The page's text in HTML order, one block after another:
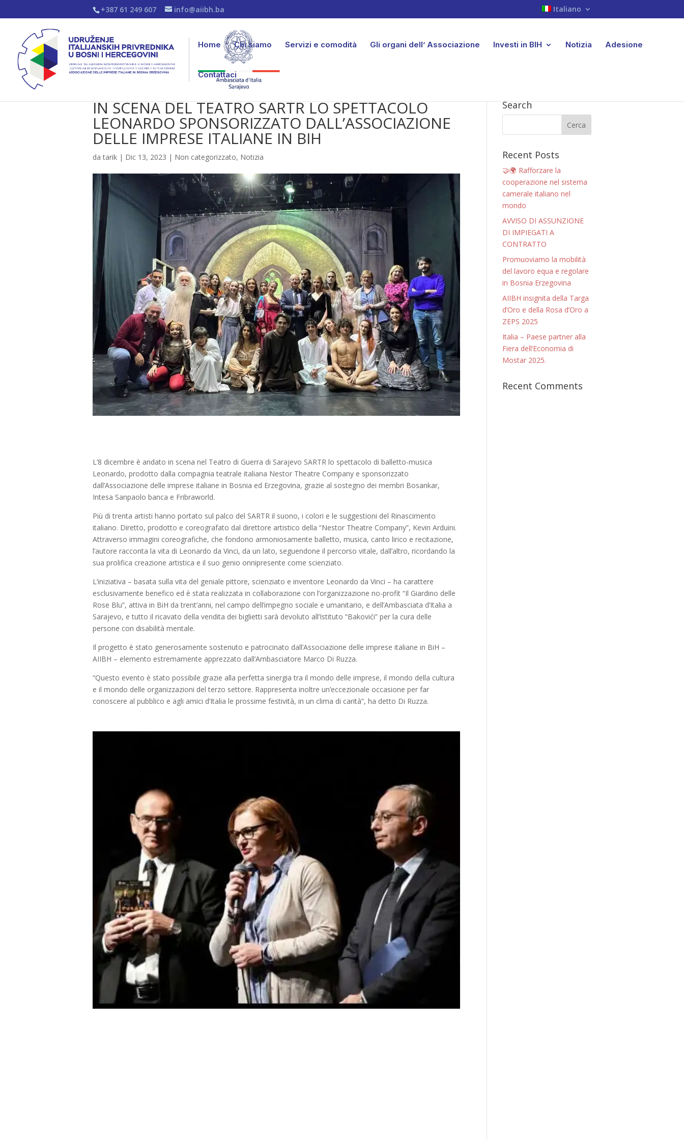
+387 61 249 607 info@aiibh.ba Italiano
Home Chi siamo Servizi e comodità Gli organi dell’ Associazione Investi in BIH Notizia Adesione
Contattaci
IN SCENA DEL TEATRO SARTR LO SPETTACOLO
LEONARDO SPONSORIZZATO DALL’ASSOCIAZIONE
DELLE IMPRESE ITALIANE IN BIH
datarik | Dic 13, 2023 | Non categorizzato, Notizia
L’8 dicembre è andato in scena nel Teatro di Guerra di Sarajevo SARTR lo spettacolo di balletto-musica
Leonardo, prodotto dalla compagnia teatrale italiana Nestor Theatre Company e sponsorizzato
dall’Associazione delle imprese italiane in Bosnia ed Erzegovina, grazie al sostegno dei membri Bosankar,
Intesa Sanpaolo banca e Fribraworld.
Più di trenta artisti hanno portato sul palco del SARTR il suono, i colori e le suggestioni del Rinascimento
italiano. Diretto, prodotto e coreografato dal direttore artistico della “Nestor Theatre Company”, Kevin Arduini.
Attraverso immagini coreografiche, che fondono armoniosamente balletto, musica, canto lirico e recitazione,
l’autore racconta la vita di Leonardo da Vinci, da un lato, seguendone il percorso vitale, dall’altro, ricordando la
sua prolifica creazione artistica e il suo genio onnipresente come scienziato.
L’iniziativa – basata sulla vita del geniale pittore, scienziato e inventore Leonardo da Vinci – ha carattere
esclusivamente benefico ed è stata realizzata in collaborazione con l’organizzazione no-profit “Il Giardino delle
Rose Blu”, attiva in BiH da trent’anni, nel campo dell’impegno sociale e umanitario, e dell’Ambasciata d’Italia a
Sarajevo, e tutto il ricavato della vendita dei biglietti sarà devoluto all’Istituto “Bakovići” per la cura delle
persone con disabilità mentale.
Il progetto è stato generosamente sostenuto e patrocinato dall’Associazione delle imprese italiane in BiH –
AIIBH – elemento estremamente apprezzato dall’Ambasciatore Marco Di Ruzza.
“Questo evento è stato possibile grazie alla perfetta sinergia tra il mondo delle imprese, il mondo della cultura
e il mondo delle organizzazioni del terzo settore. Rappresenta inoltre un’eccezionale occasione per far
conoscere al pubblico e agli amici d’Italia le prossime festività, in un clima di carità”, ha detto Di Ruzza.
Search
Recent Posts
🤝🌍 Rafforzare la
cooperazione nel sistema
camerale italiano nel
mondo
AVVISO DI ASSUNZIONE
DI IMPIEGATI A
CONTRATTO
Promuoviamo la mobilità
del lavoro equa e regolare
in Bosnia Erzegovina
AIIBH insignita della Targa
d’Oro e della Rosa d’Oro a
ZEPS 2025
Italia – Paese partner alla
Fiera dell’Economia di
Mostar 2025.
Recent Comments